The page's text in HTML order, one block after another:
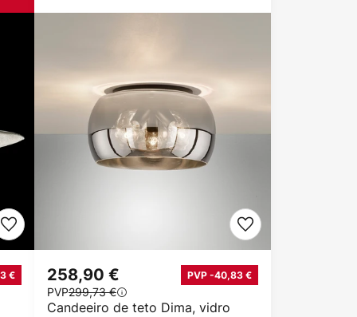
€
Candeeiro de teto Dima, vidro
258,90 € PVP -40,83 €
PVP299,73 €